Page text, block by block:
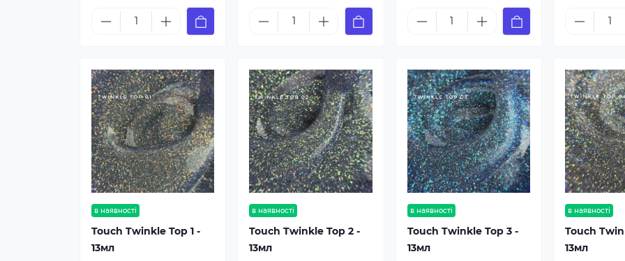
в наявності
Touch Twinkle Top 1 -
13мл
в наявності
Touch Twinkle Top 2 -
13мл
в наявності
Touch Twinkle Top 3 -
13мл
в наявності
Touch
13мл